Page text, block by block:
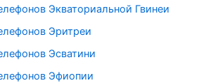
Экваториальной Гвинеи
Эритреи
Эсватини
Эфиопии